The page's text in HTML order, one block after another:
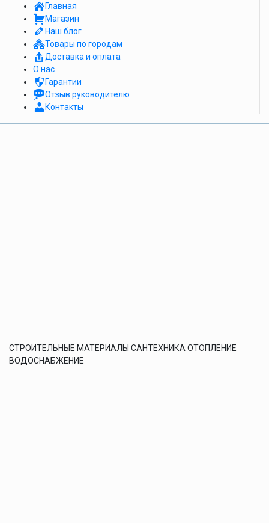
Главная
Магазин
Наш блог
Товары по городам
Доставка и оплата
О нас
Гарантии
Отзыв руководителю
Контакты
СТРОИТЕЛЬНЫЕ МАТЕРИАЛЫ САНТЕХНИКА ОТОПЛЕНИЕ
ВОДОСНАБЖЕНИЕ